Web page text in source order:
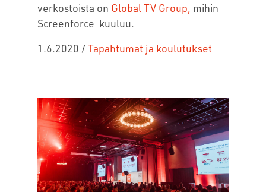
verkostoista on Global TV Group, mihin
Screenforce kuuluu.
1.6.2020 /Tapahtumat ja koulutukset